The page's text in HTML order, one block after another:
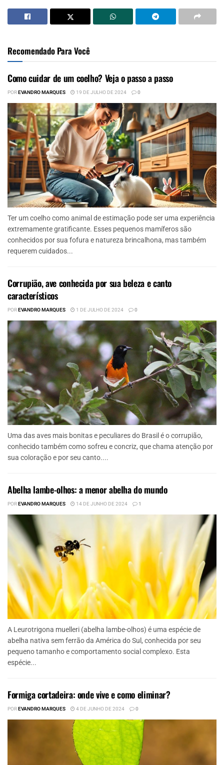
Recomendado Para Você
Como cuidar de um coelho? Veja o passo a passo
POREVANDRO MARQUES 19 DE JULHO DE 2024 0
Ter um coelho como animal de estimação pode ser uma experiência
extremamente gratificante. Esses pequenos mamíferos são
conhecidos por sua fofura e natureza brincalhona, mas também
requerem cuidados...
Corrupião, ave conhecida por sua beleza e canto
característicos
POREVANDRO MARQUES 1 DE JULHO DE 2024 0
Uma das aves mais bonitas e peculiares do Brasil é o corrupião,
conhecido também como sofreu e concriz, que chama atenção por
sua coloração e por seu canto....
Abelha lambe-olhos: a menor abelha do mundo
POREVANDRO MARQUES 14 DE JUNHO DE 2024 1
A Leurotrigona muelleri (abelha lambe-olhos) é uma espécie de
abelha nativa sem ferrão da América do Sul, conhecida por seu
pequeno tamanho e comportamento social complexo. Esta
espécie...
Formiga cortadeira: onde vive e como eliminar?
POREVANDRO MARQUES 4 DE JUNHO DE 2024 0